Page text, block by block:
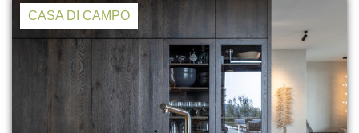
CASA DI CAMPO